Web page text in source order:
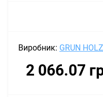
Виробник: GRUN HOLZ
2 066.07